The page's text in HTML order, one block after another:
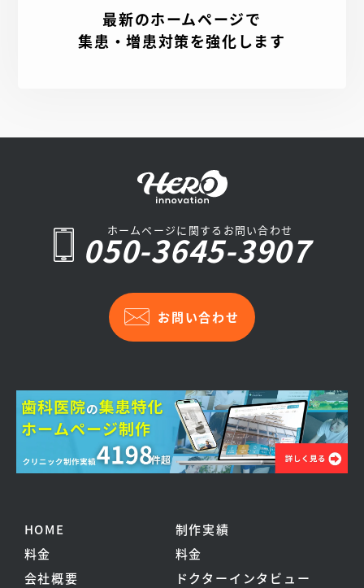
最新のホームページで
集患・増患対策を強化します
ホームページに関するお問い合わせ
050-3645-3907
お問い合わせ
HOME
制作実績
料金
料金
会社概要
ドクターインタビュー